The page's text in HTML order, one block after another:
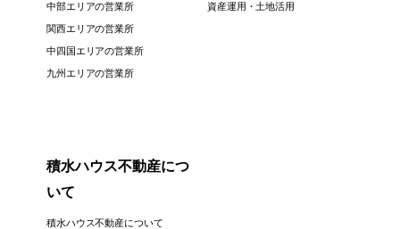
中部エリアの営業所
関西エリアの営業所
中四国エリアの営業所
九州エリアの営業所
資産運用・土地活用
積水ハウス不動産につ
いて
積水ハウス不動産について